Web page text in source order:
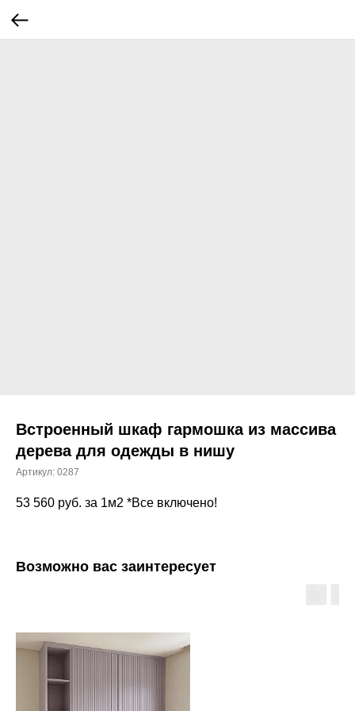
Встроенный шкаф гармошка из массива
дерева для одежды в нишу
Артикул: 0287
53 560 руб. за 1м2 *Все включено!
Возможно вас заинтересует